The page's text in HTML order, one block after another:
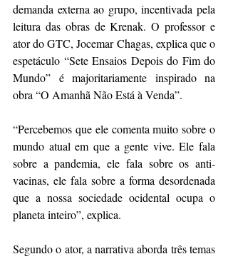
demanda externa ao grupo, incentivada pela
leitura das obras de Krenak. O professor e
ator do GTC, Jocemar Chagas, explica que o
espetáculo “Sete Ensaios Depois do Fim do
Mundo” é majoritariamente inspirado na
obra “O Amanhã Não Está à Venda”.
“Percebemos que ele comenta muito sobre o
mundo atual em que a gente vive. Ele fala
sobre a pandemia, ele fala sobre os anti-
vacinas, ele fala sobre a forma desordenada
que a nossa sociedade ocidental ocupa o
planeta inteiro”, explica.
Segundo o ator, a narrativa aborda três temas